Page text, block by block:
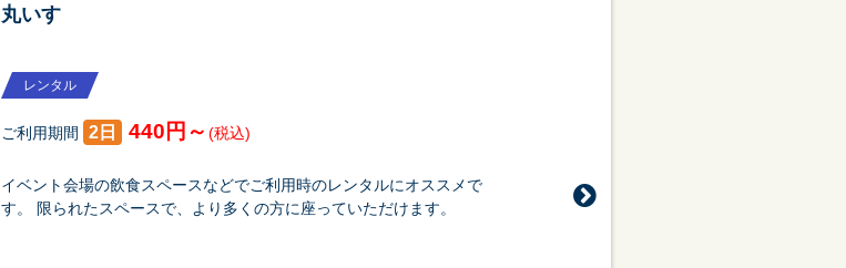
丸いす
レンタル
ご利用期間 2日 440円～ (税込)
イベント会場の飲食スペースなどでご利用時のレンタルにオススメで
す。 限られたスペースで、より多くの方に座っていただけます。